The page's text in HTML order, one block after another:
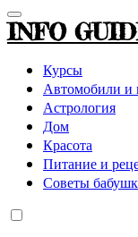
INFO
Курсы
Автомобили и
Астрология
Дом
Красота
Питание и
Советы